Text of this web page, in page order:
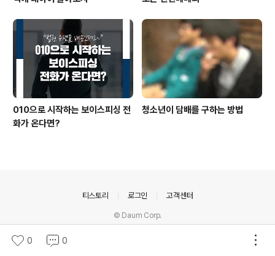
010으로 시작하는 보이스피싱 전
화가 온다면?
청소년이 담배를 구하는 방법
0 0
티스토리 로그인 고객센터
© Daum Corp.